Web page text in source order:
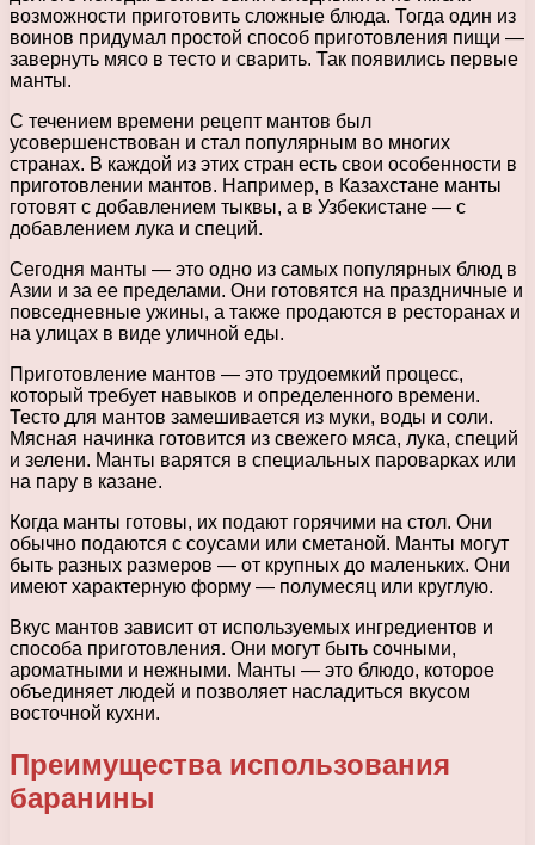
возможности приготовить сложные блюда. Тогда один из
воинов придумал простой способ приготовления пищи —
завернуть мясо в тесто и сварить. Так появились первые
манты.
С течением времени рецепт мантов был
усовершенствован и стал популярным во многих
странах. В каждой из этих стран есть свои особенности в
приготовлении мантов. Например, в Казахстане манты
готовят с добавлением тыквы, а в Узбекистане — с
добавлением лука и специй.
Сегодня манты — это одно из самых популярных блюд в
Азии и за ее пределами. Они готовятся на праздничные и
повседневные ужины, а также продаются в ресторанах и
на улицах в виде уличной еды.
Приготовление мантов — это трудоемкий процесс,
который требует навыков и определенного времени.
Тесто для мантов замешивается из муки, воды и соли.
Мясная начинка готовится из свежего мяса, лука, специй
и зелени. Манты варятся в специальных пароварках или
на пару в казане.
Когда манты готовы, их подают горячими на стол. Они
обычно подаются с соусами или сметаной. Манты могут
быть разных размеров — от крупных до маленьких. Они
имеют характерную форму — полумесяц или круглую.
Вкус мантов зависит от используемых ингредиентов и
способа приготовления. Они могут быть сочными,
ароматными и нежными. Манты — это блюдо, которое
объединяет людей и позволяет насладиться вкусом
восточной кухни.
Преимущества использования
баранины